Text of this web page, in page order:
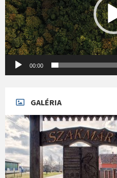
00:00
GALÉRIA